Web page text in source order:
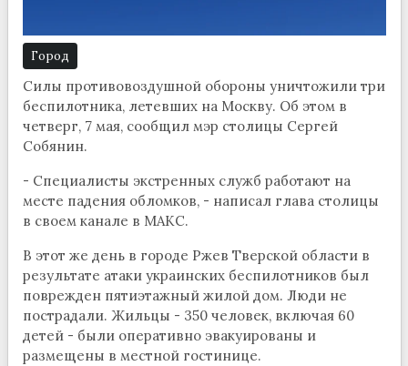
Город
Силы противовоздушной обороны уничтожили три
беспилотника, летевших на Москву. Об этом в
четверг, 7 мая, сообщил мэр столицы Сергей
Собянин.
- Специалисты экстренных служб работают на
месте падения обломков, - написал глава столицы
в своем канале в МАКС.
В этот же день в городе Ржев Тверской области в
результате атаки украинских беспилотников был
поврежден пятиэтажный жилой дом. Люди не
пострадали. Жильцы - 350 человек, включая 60
детей - были оперативно эвакуированы и
размещены в местной гостинице.